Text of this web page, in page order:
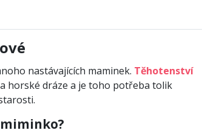
nastávajících maminek. Těhotenství
horské dráze a je toho potřeba tolik